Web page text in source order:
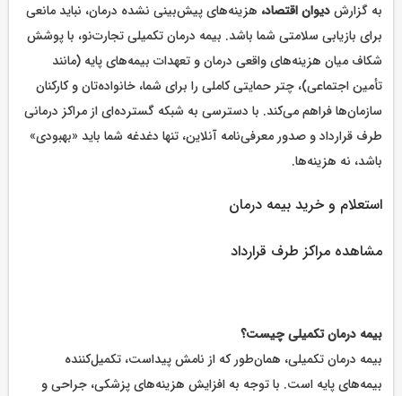
به گزارشدیوان اقتصاد، هزینه‌های پیش‌بینی نشده درمان، نباید مانعی
برای بازیابی سلامتی شما باشد. بیمه درمان تکمیلی تجارت‌نو، با پوشش
شکاف میان هزینه‌های واقعی درمان و تعهدات بیمه‌های پایه (مانند
تأمین اجتماعی)، چتر حمایتی کاملی را برای شما، خانواده‌تان و کارکنان
سازمان‌ها فراهم می‌کند. با دسترسی به شبکه گسترده‌ای از مراکز درمانی
طرف قرارداد و صدور معرفی‌نامه آنلاین، تنها دغدغه شما باید «بهبودی»
باشد، نه هزینه‌ها.
استعلام و خرید بیمه درمان
مشاهده مراکز طرف قرارداد
بیمه درمان تکمیلی چیست؟
بیمه درمان تکمیلی، همان‌طور که از نامش پیداست، تکمیل‌کننده
بیمه‌های پایه است. با توجه به افزایش هزینه‌های پزشکی، جراحی و